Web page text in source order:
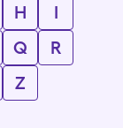
H
I
Q
R
Z